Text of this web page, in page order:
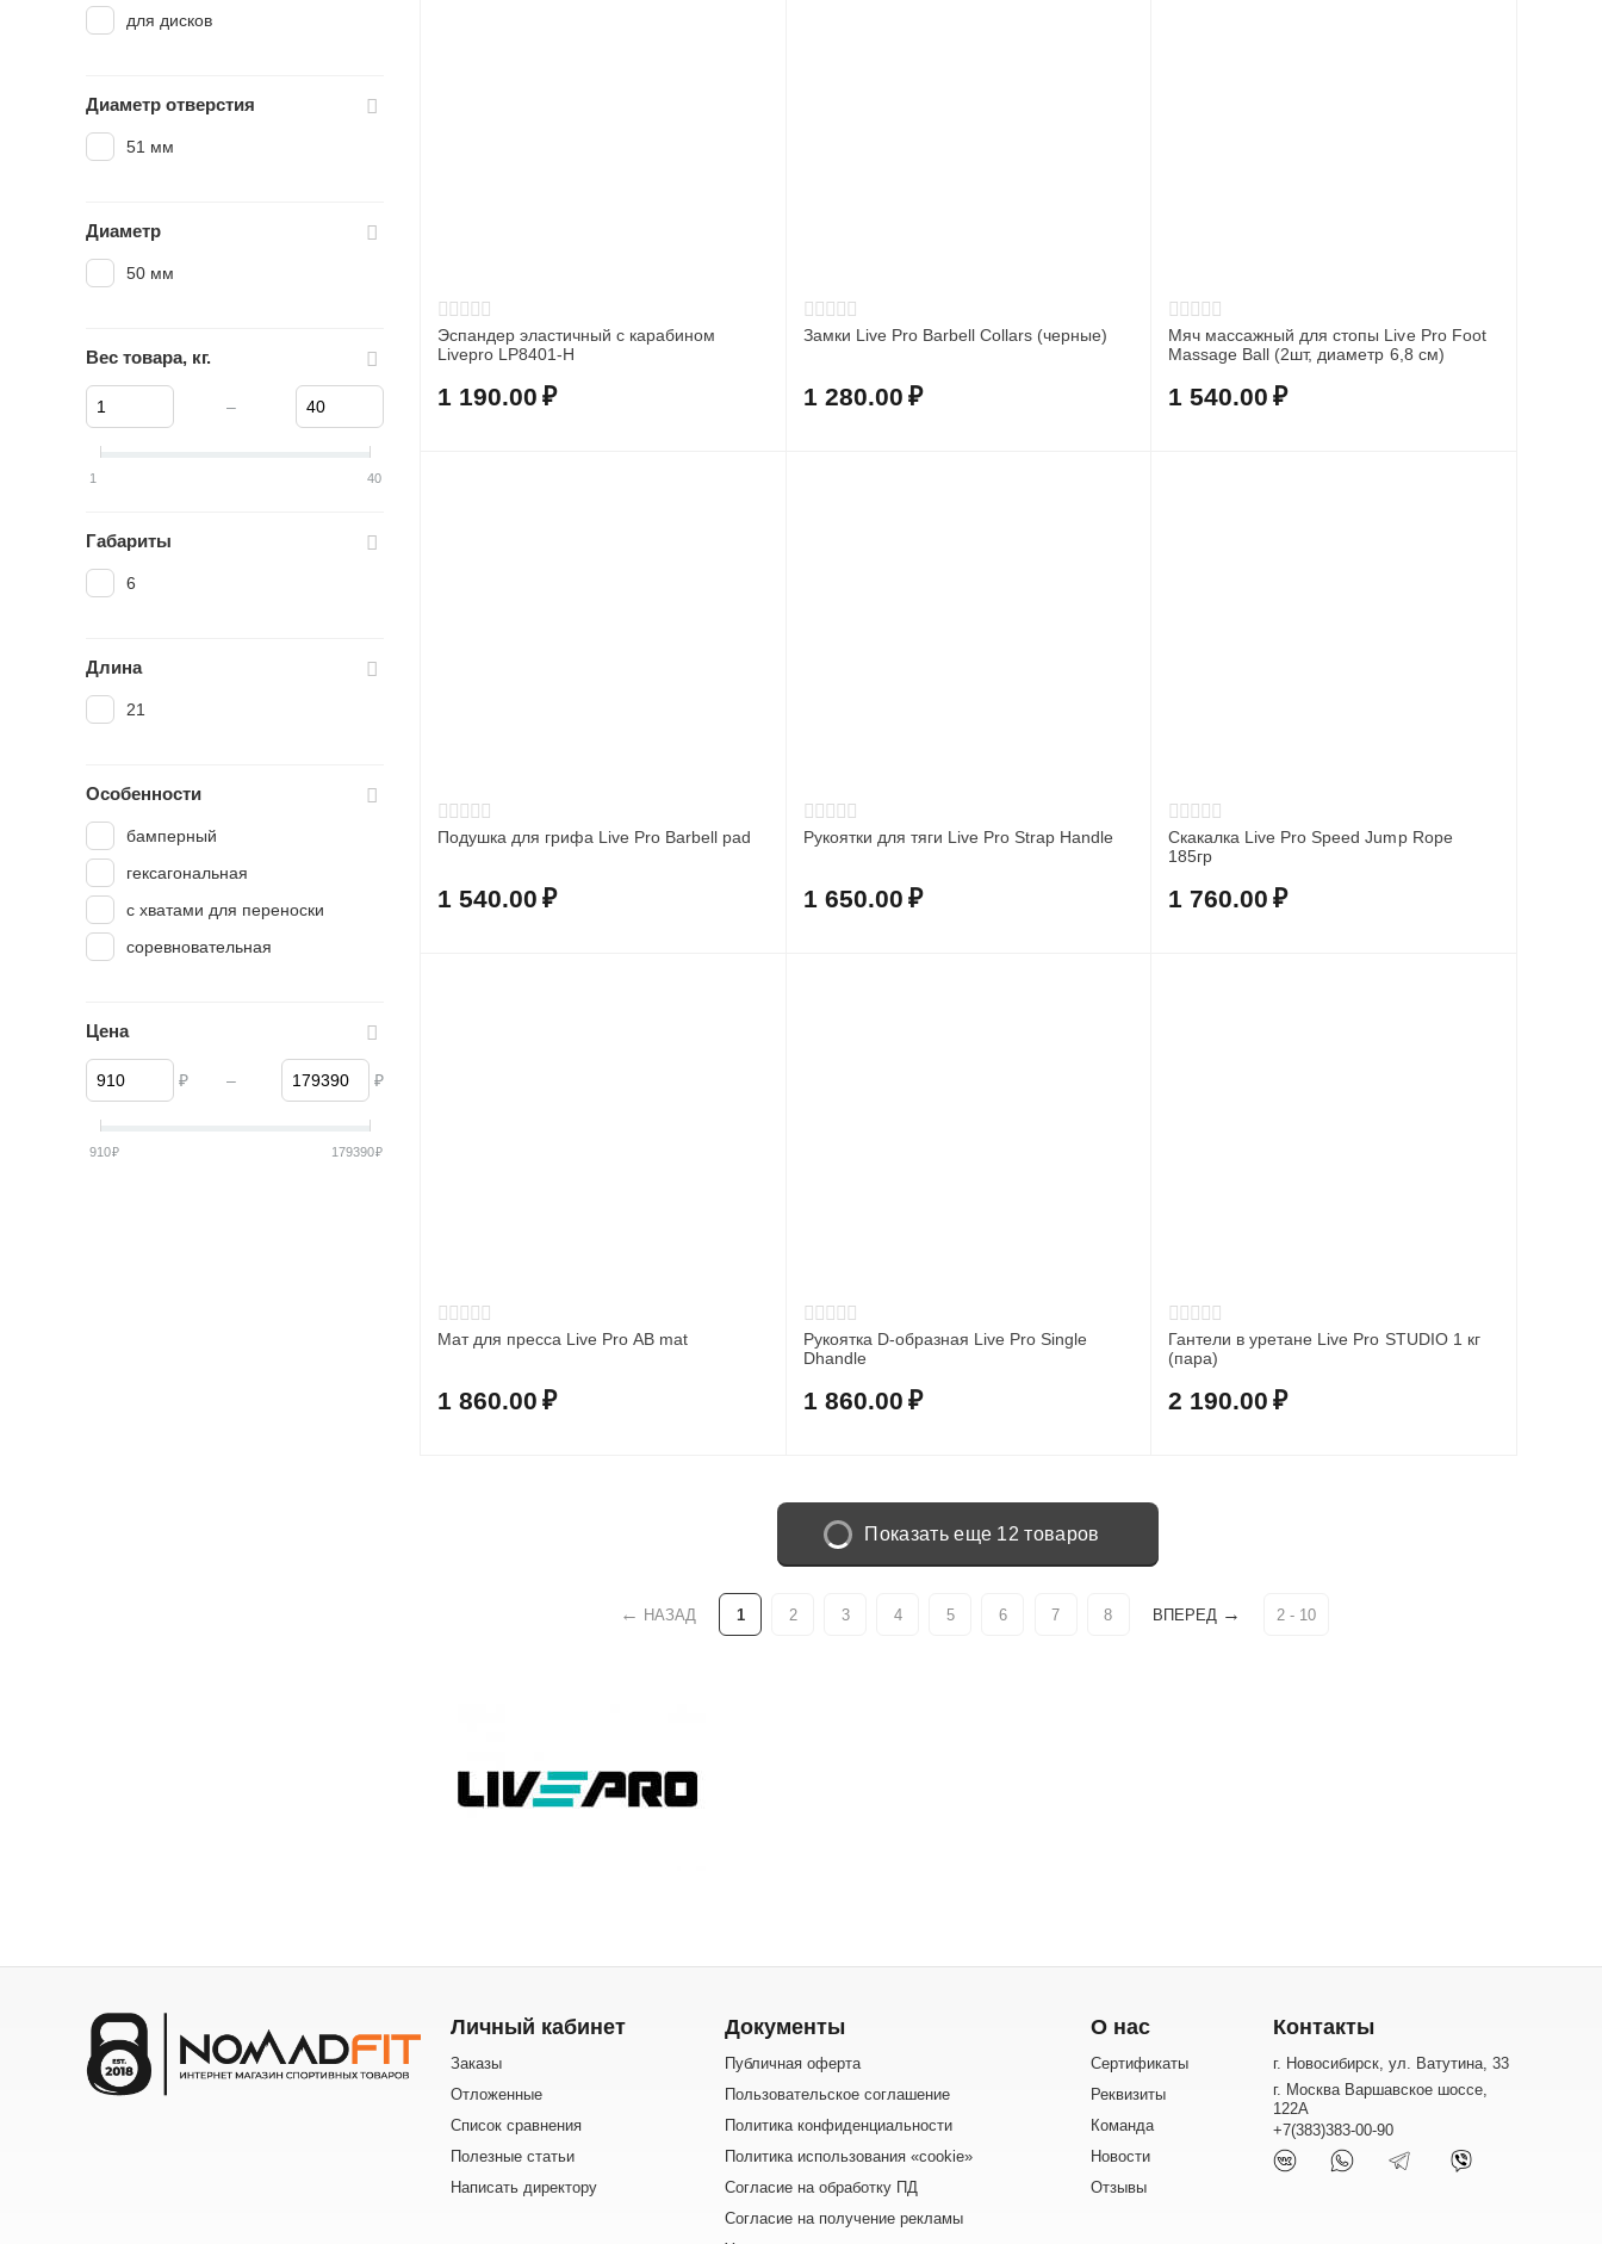
Эспандер эластичный с карабином
Livepro LP8401-H
1 190.00 ₽
Замки Live Pro Barbell Collars (черные)
1 280.00 ₽
Мяч массажный для стопы Live Pro Foot
Massage Ball (2шт, диаметр 6,8 см)
1 540.00 ₽
Подушка для грифа Live Pro Barbell pad
1 540.00 ₽
Рукоятки для тяги Live Pro Strap Handle
1 650.00 ₽
Скакалка Live Pro Speed Jump Rope
185гр
1 760.00 ₽
Мат для пресса Live Pro AB mat
1 860.00 ₽
Рукоятка D-образная Live Pro Single
Dhandle
1 860.00 ₽
Гантели в уретане Live Pro STUDIO 1 кг
(пара)
2 190.00 ₽
Показать еще 12 товаров
НАЗАД 1 2 3 4 5 6 7 8 ВПЕРЕД 2 - 10
для дисков
Диаметр отверстия
51 мм
Диаметр
50 мм
Вес товара, кг.
–
1 40
Габариты
6
Длина
21
Особенности
бамперный
гексагональная
с хватами для переноски
соревновательная
Цена
₽ – ₽
910₽ 179390₽
Личный кабинет
Заказы
Отложенные
Список сравнения
Полезные статьи
Написать директору
Документы
Публичная оферта
Пользовательское соглашение
Политика конфиденциальности
Политика использования «cookie»
Согласие на обработку ПД
Согласие на получение рекламы
О нас
Сертификаты
Реквизиты
Команда
Новости
Отзывы
Контакты
г. Новосибирск, ул. Ватутина, 33
г. Москва Варшавское шоссе,
122А
+7(383)383-00-90